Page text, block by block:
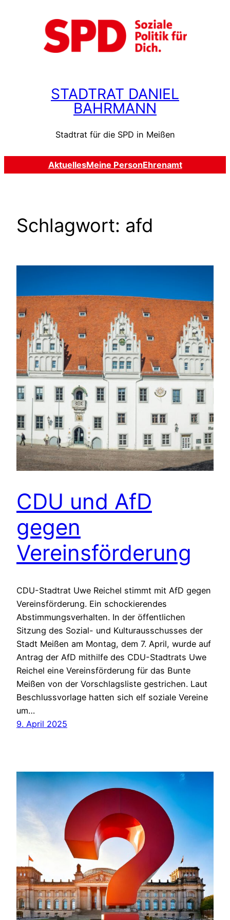
STADTRAT DANIEL
BAHRMANN
Stadtrat für die SPD in Meißen
AktuellesMeine PersonEhrenamt
Schlagwort: afd
CDU und AfD
gegen
Vereinsförderung
CDU-Stadtrat Uwe Reichel stimmt mit AfD gegen
Vereinsförderung. Ein schockierendes
Abstimmungsverhalten. In der öffentlichen
Sitzung des Sozial- und Kulturausschusses der
Stadt Meißen am Montag, dem 7. April, wurde auf
Antrag der AfD mithilfe des CDU-Stadtrats Uwe
Reichel eine Vereinsförderung für das Bunte
Meißen von der Vorschlagsliste gestrichen. Laut
Beschlussvorlage hatten sich elf soziale Vereine
um…
9. April 2025